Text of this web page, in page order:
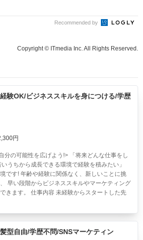
Recommended by
Copyright © ITmedia Inc. All Rights Reserved.
験OK/ビジネススキルを身につける/学歴
円
分の可能性を広げよう!> 「将来どんな仕事をし
うちから成長できる環境で経験を積みたい」
です! 年齢や経験に関係なく、新しいことに挑
早い段階からビジネススキルやマーケティング
きます。 仕事内容 未経験からスタートした先
型自由/学歴不問/SNSマーケティン